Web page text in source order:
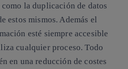
la duplicación de datos
estos mismos. Además el
esté siempre accesible
cualquier proceso. Todo
en unareducción de costes